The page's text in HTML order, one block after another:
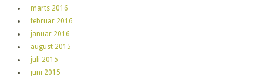
marts 2016
februar 2016
januar 2016
august 2015
juli 2015
juni 2015